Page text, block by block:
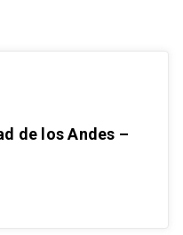
de los Andes –